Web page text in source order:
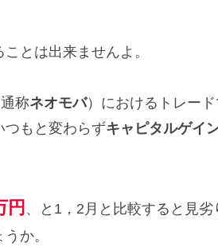
とは出来ませんよ。
通称ネオモバ）におけるトレード
つもと変わらずキャピタルゲイ
円 、と1，2月と比較すると見
か。